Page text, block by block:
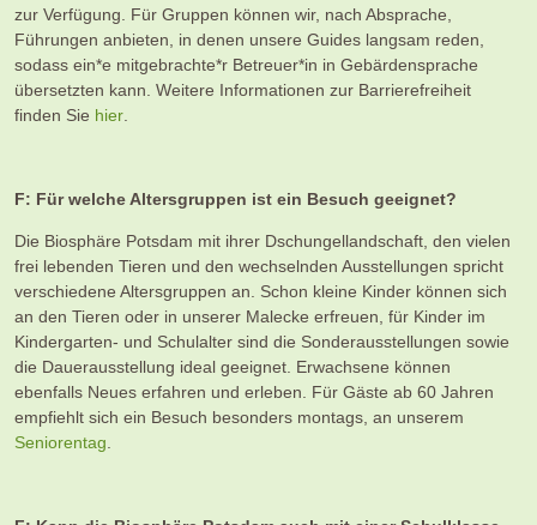
zur Verfügung. Für Gruppen können wir, nach Absprache,
Führungen anbieten, in denen unsere Guides langsam reden,
sodass ein*e mitgebrachte*r Betreuer*in in Gebärdensprache
übersetzten kann. Weitere Informationen zur Barrierefreiheit
finden Sie hier
F: Für welche Altersgruppen ist ein Besuch geeignet?
Die Biosphäre Potsdam mit ihrer Dschungellandschaft, den vielen
frei lebenden Tieren und den wechselnden Ausstellungen spricht
verschiedene Altersgruppen an. Schon kleine Kinder können sich
an den Tieren oder in unserer Malecke erfreuen, für Kinder im
Kindergarten- und Schulalter sind die Sonderausstellungen sowie
die Dauerausstellung ideal geeignet. Erwachsene können
ebenfalls Neues erfahren und erleben. Für Gäste ab 60 Jahren
empfiehlt sich ein Besuch besonders montags, an unserem
Seniorentag